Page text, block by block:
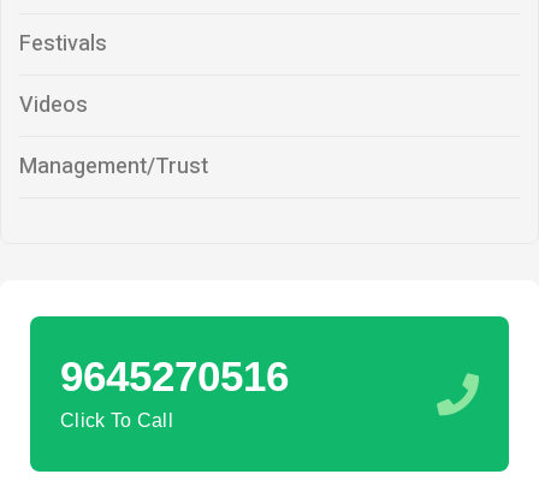
Festivals
Videos
Management/Trust
9645270516
Click To Call